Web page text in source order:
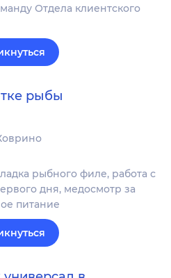
Отдела клиентского
рыбы
рыбного филе, работа с
дня, медосмотр за
питание